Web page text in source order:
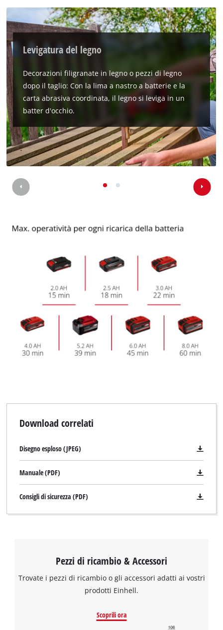
Levigatura del legno
Decorazioni filigranate in legno o pezzi di legno
dopo il taglio: Con la lima a nastro a batterie e la
carta abrasiva coordinata, il legno si leviga in un
batter d'occhio.
Download correlati
Disegno esploso (JPEG)
Manuale (PDF)
Consigli di sicurezza (PDF)
Pezzi di ricambio & Accessori
Trovate i pezzi di ricambio o gli accessori adatti ai vostri
prodotti Einhell.
Scoprili ora